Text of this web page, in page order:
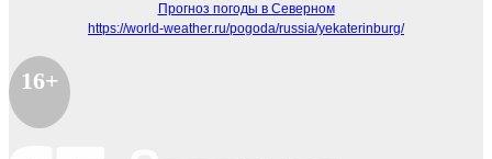
Прогноз погоды в Северном
https://world-weather.ru/pogoda/russia/yekaterinburg/
16+